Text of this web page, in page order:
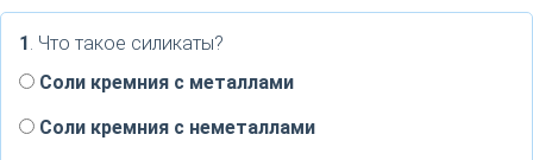
1. Что такое силикаты?
Соли кремния с металлами
Соли кремния с неметаллами